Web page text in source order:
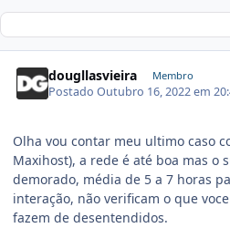
dougllasvieira Membro
PostadoOutubro 16, 2022 em
Olha vou contar meu ultimo caso
Maxihost), a rede é até boa mas o
demorado, média de 5 a 7 horas
interação, não verificam o que
fazem de desentendidos.